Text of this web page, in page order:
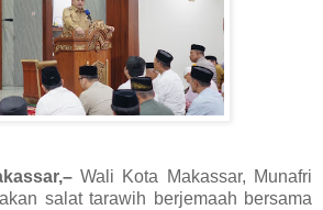
Wali Kota Makassar, Munafri
salat tarawih berjemaah bersama